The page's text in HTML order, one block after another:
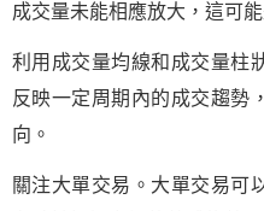
成交量未能相應放大，這可
利用成交量均線和成交量柱
反映一定周期內的成交趨勢
向。
關注大單交易。大單交易可